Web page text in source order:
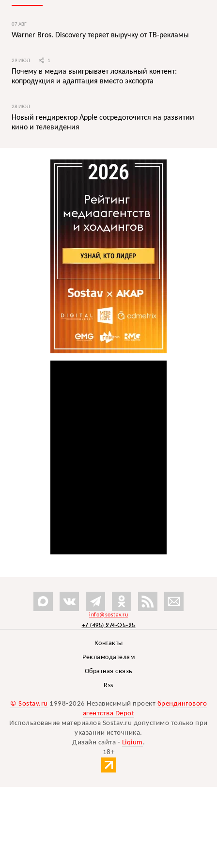
07 АВГ
Warner Bros. Discovery теряет выручку от ТВ-рекламы
29 ИЮЛ 1
Почему в медиа выигрывает локальный контент:
копродукция и адаптация вместо экспорта
28 ИЮЛ
Новый гендиректор Apple сосредоточится на развитии
кино и телевидения
info@sostav.ru
+7 (495) 274-05-25
Контакты
Рекламодателям
Обратная связь
Rss
© Sostav.ru 1998-2026 Независимый проект брендингового
агентства Depot
Использование материалов Sostav.ru допустимо только при
указании источника.
Дизайн сайта - Liqium .
18+